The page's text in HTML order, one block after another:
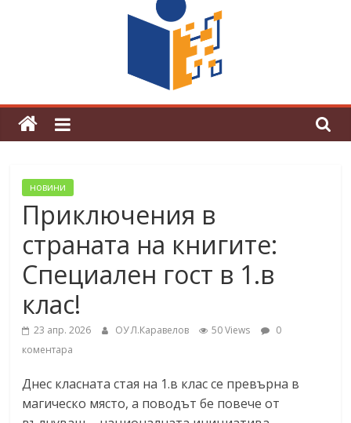
граници“
Магията на Андерсен оживя в ОУ
„Любен Каравелов“
новини
Приключения в
страната на книгите:
Специален гост в 1.в
клас!
23 апр. 2026 ОУ Л.Каравелов 50 Views
0
коментара
Днес класната стая на 1.в клас се превърна в
магическо място, а поводът бе повече от